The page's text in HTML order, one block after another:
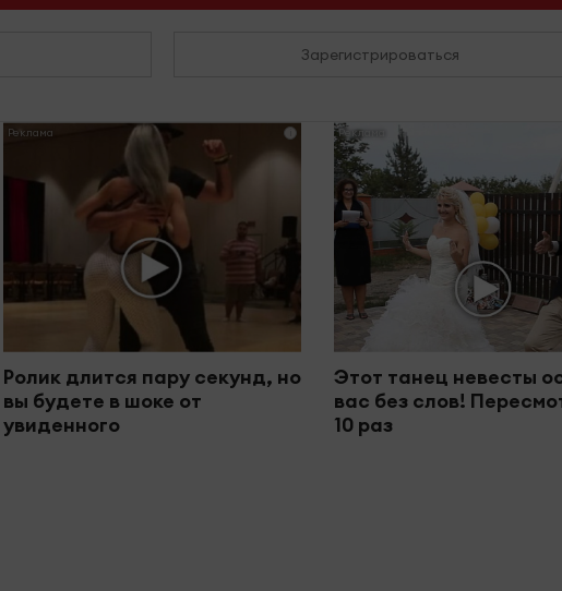
Зарегистрироваться
Ролик длится пару секунд, но
вы будете в шоке от
увиденного
Этот танец невесты
вас без слов!
10 раз